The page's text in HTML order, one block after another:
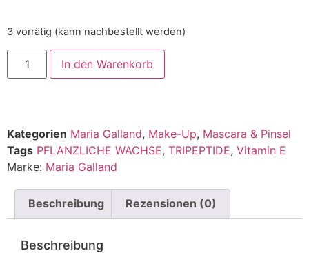
3 vorrätig (kann nachbestellt werden)
In den Warenkorb
Kategorien Maria Galland, Make-Up, Mascara & Pinsel
Tags PFLANZLICHE WACHSE, TRIPEPTIDE, Vitamin E
Marke: Maria Galland
Beschreibung Rezensionen (0)
Beschreibung